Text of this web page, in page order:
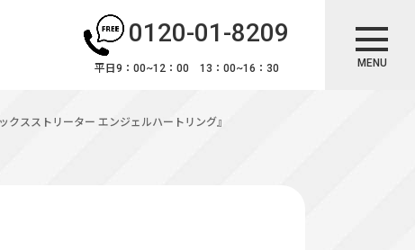
0120-01-8209
平日9：00~12：00 13：00~16：30 MENU
スストリーター エンジェルハートリング』